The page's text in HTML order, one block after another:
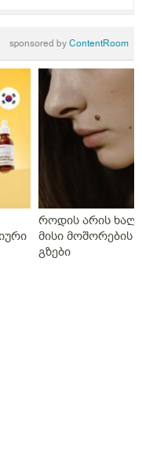
sponsored byContentRoom
როდის არის
მისი მოშორების
გზები